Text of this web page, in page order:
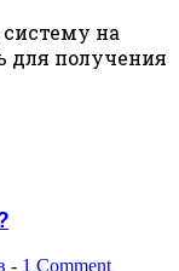
на
для получения
- 1 Comment